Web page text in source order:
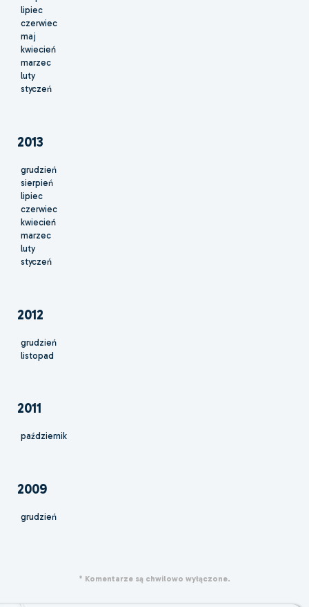
lipiec
czerwiec
maj
kwiecień
marzec
luty
styczeń
2013
grudzień
sierpień
lipiec
czerwiec
kwiecień
marzec
luty
styczeń
2012
grudzień
listopad
2011
październik
2009
grudzień
* Komentarze są chwilowo wyłączone.